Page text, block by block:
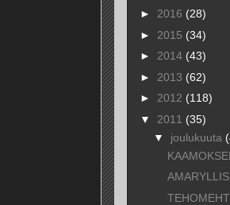
► 2016 (28)
► 2015 (34)
► 2014 (43)
► 2013 (62)
► 2012 (118)
▼ 2011 (35)
▼ joulukuuta
AMARYLLIS